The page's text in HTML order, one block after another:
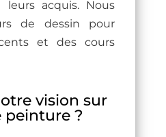
leurs acquis. Nous
de dessin pour
et des cours
vision sur
peinture ?